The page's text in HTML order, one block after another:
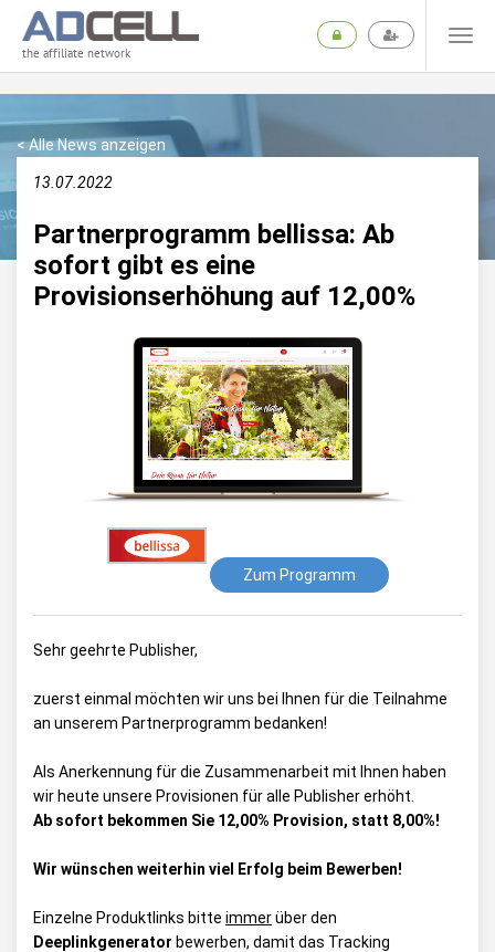
the affiliate network
< Alle News anzeigen
13.07.2022
Partnerprogramm bellissa: Ab
sofort gibt es eine
Provisionserhöhung auf 12,00%
Zum Programm
Sehr geehrte Publisher,
zuerst einmal möchten wir uns bei Ihnen für die Teilnahme
an unserem Partnerprogramm bedanken!
Als Anerkennung für die Zusammenarbeit mit Ihnen haben
wir heute unsere Provisionen für alle Publisher erhöht.
Ab sofort bekommen Sie 12,00% Provision, statt 8,00%!
Wir wünschen weiterhin viel Erfolg beim Bewerben!
Einzelne Produktlinks bitte immerüber den
Deeplinkgenerator bewerben, damit das Tracking